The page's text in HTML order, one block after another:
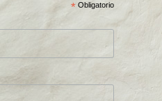
* Obligatorio